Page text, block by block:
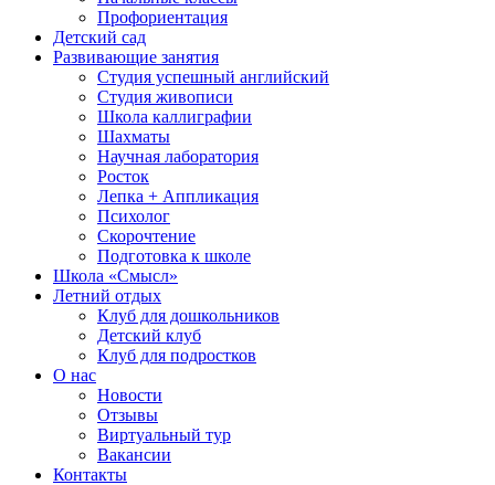
Профориентация
Детский сад
Развивающие занятия
Студия успешный английский
Студия живописи
Школа каллиграфии
Шахматы
Научная лаборатория
Росток
Лепка + Аппликация
Психолог
Скорочтение
Подготовка к школе
Школа «Смысл»
Летний отдых
Клуб для дошкольников
Детский клуб
Клуб для подростков
О нас
Новости
Отзывы
Виртуальный тур
Вакансии
Контакты